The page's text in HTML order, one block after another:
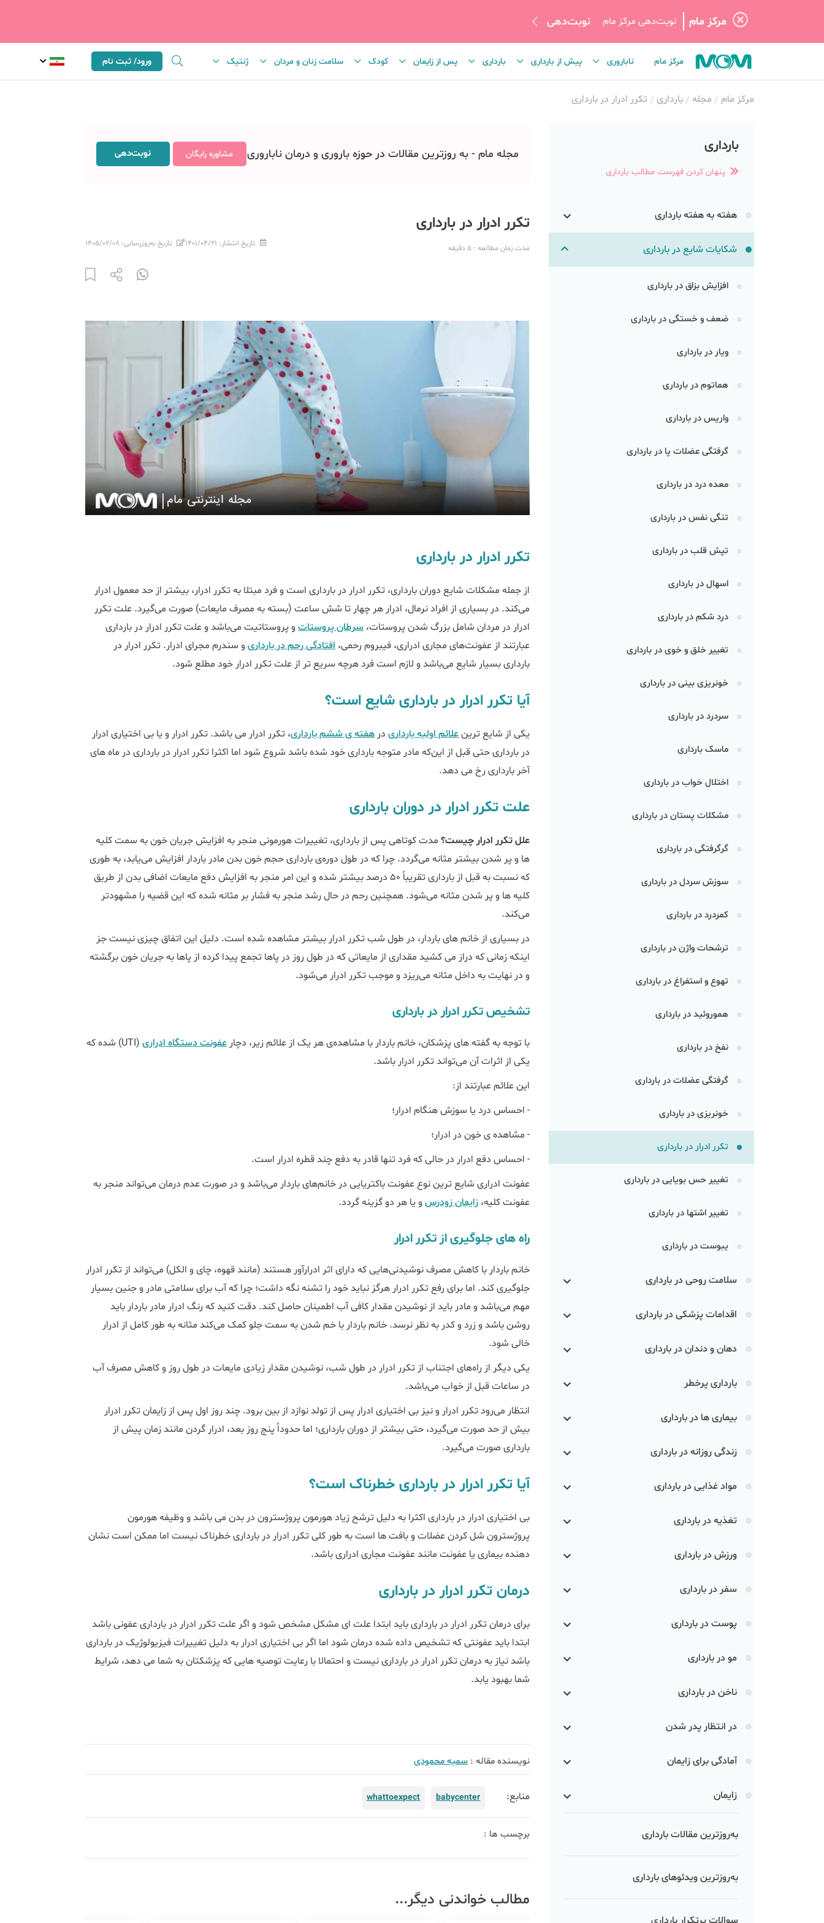
مرکز مام نوبت‌دهی مرکز مام نوبت‌دهی
مرکز مام ناباروری پیش از بارداری بارداری پس از زایمان کودک سلامت زنان و مردان ژنتیک ورود/ ثبت نام
مرکز مام مجله بارداری تکرر ادرار در بارداری
بارداری
پنهان کردن فهرست مطالب بارداری
هفته به هفته بارداری
شکایات شایع در بارداری
افزایش بزاق در بارداری
ضعف و خستگی در بارداری
ویار در بارداری
هماتوم در بارداری
واریس در بارداری
گرفتگی عضلات پا در بارداری
معده درد در بارداری
تنگی نفس در بارداری
تپش قلب در بارداری
اسهال در بارداری
درد شکم در بارداری
تغییر خلق و خوی در بارداری
خونریزی بینی در بارداری
سردرد در بارداری
ماسک بارداری
اختلال خواب در بارداری
مشکلات پستان در بارداری
گرگرفتگی در بارداری
سوزش سردل در بارداری
کمردرد در بارداری
ترشحات واژن در بارداری
تهوع و استفراغ در بارداری
هموروئید در بارداری
نفخ در بارداری
گرفتگی عضلات در بارداری
خونریزی در بارداری
تکرر ادرار در بارداری
تغییر حس بویایی در بارداری
تغییر اشتها در بارداری
یبوست در بارداری
سلامت روحی در بارداری
اقدامات پزشکی در بارداری
دهان و دندان در بارداری
بارداری پرخطر
بیماری ها در بارداری
زندگی روزانه در بارداری
مواد غذایی در بارداری
تغذیه در بارداری
ورزش در بارداری
سفر در بارداری
پوست در بارداری
مو در بارداری
ناخن در بارداری
در انتظار پدر شدن
آمادگی برای زایمان
زایمان
به‌روزترین مقالات بارداری
به‌روزترین ویدئوهای بارداری
سوالات پرتکرار بارداری
مجله مام - به روزترین مقالات در حوزه باروری و درمان ناباروری مشاوره رایگان نوبت‌دهی
تکرر ادرار در بارداری
مدت زمان مطالعه: 5 دقیقه تاریخ انتشار: ۱۴۰۱/۰۴/۲۱ تاریخ به‌روزرسانی: ۱۴۰۵/۰۲/۰۸
تکرر ادرار در بارداری
از جمله مشکلات شایع دوران بارداری، تکرر ادرار در بارداری است و فرد مبتلا به تکرر ادرار، بیشتر از حد معمول ادرار
می‌کند. در بسیاری از افراد نرمال، ادرار هر چهار تا شش ساعت (بسته به مصرف مایعات) صورت می‌گیرد. علت تکرر
ادرار در مردان شامل بزرگ شدن پروستات،سرطان پروستاتو پروستاتیت می‌باشد و علت تکرر ادرار در بارداری
عبارتند از عفونت‌های مجاری ادراری، فیبروم رحمی،افتادگی رحم در بارداریو سندرم مجرای ادرار. تکرر ادرار در
بارداری بسیار شایع می‌باشد و لازم است فرد هرچه سریع تر از علت تکرر ادرار خود مطلع شود.
آیا تکرر ادرار در بارداری شایع است؟
یکی از شایع ‌ترینعلائم اولیه بارداریدرهفته ی ششم بارداری، تکرر ادرار می باشد. تکرر ادرار و یا بی اختیاری ادرار
در بارداری حتی قبل از این‌که مادر متوجه بارداری خود شده باشد شروع شود اما اکثرا تکرر ادرار در بارداری در ماه های
آخر بارداری رخ می دهد.
علت تکرر ادرار در دوران بارداری
علل تکرر ادرار چیست؟مدت کوتاهی پس از بارداری، تغییرات هورمونی منجر به افزایش جریان خون به سمت کلیه
ها و پر شدن بیشتر مثانه می‌گردد. چرا که در طول دوره‌ی بارداری حجم خون بدن مادر باردار افزایش می‌یابد، به طوری
که نسبت به قبل از بارداری تقریباً 50 درصد بیشتر شده و این امر منجر به افزایش دفع مایعات اضافی بدن از طریق
کلیه ها و پر شدن مثانه می‌شود. همچنین رحم در حال رشد منجر به فشار بر مثانه شده که این قضیه را مشهودتر
می‌کند.
در بسیاری از خانم های باردار، در طول شب تکرر ادرار بیشتر مشاهده شده است. دلیل این اتفاق چیزی نیست جز
اینکه زمانی که دراز می کشید مقداری از مایعاتی که در طول روز در پاها تجمع پیدا کرده از پاها به جریان خون برگشته
و در نهایت به داخل مثانه می‌ریزد و موجب تکرر ادرار می‌شود.
تشخیص تکرر ادرار در بارداری
با توجه به گفته های پزشکان، خانم باردار با مشاهده‌ی هر یک از علائم زیر، دچارعفونت دستگاه ادراری
(UTI) شده که
یکی از اثرات آن می‌تواند تکرر ادرار باشد.
این علائم عبارتند از:
- احساس درد یا سوزش هنگام ادرار؛
- مشاهده ی خون در ادرار؛
- احساس دفع ادرار در حالی که فرد تنها قادر به دفع چند قطره ادرار است.
عفونت ادراری شایع ترین نوع عفونت باکتریایی در خانم‌های باردار می‌باشد و در صورت عدم درمان می‌تواند منجر به
عفونت کلیه، زایمان زودرسو یا هر دو گزینه گردد.
راه های جلوگیری از تکرر ادرار
خانم باردار با کاهش مصرف نوشیدنی‌هایی که دارای اثر ادرارآور هستند (مانند قهوه، چای و الکل) می‌تواند از تکرر ادرار
جلوگیری کند. اما برای رفع تکرر ادرار هرگز نباید خود را تشنه نگه داشت؛ چرا که آب برای سلامتی مادر و جنین بسیار
مهم می‌باشد و مادر باید از نوشیدن مقدار کافی آب اطمینان حاصل کند. دقت کنید که رنگ ادرار مادر باردار باید
روشن باشد و زرد و کدر به نظر نرسد. خانم باردار با خم شدن به سمت جلو کمک می‌کند مثانه به طور کامل از ادرار
خالی شود.
یکی دیگر از راه‌های اجتناب از تکرر ادرار در طول شب، نوشیدن مقدار زیادی مایعات در طول روز و کاهش مصرف آب
در ساعات قبل از خواب می‌باشد.
انتظار می‌رود تکرر ادرار و نیز بی اختیاری ادرار پس از تولد نوازد از بین برود. چند روز اول پس از زایمان تکرر ادرار
بیش از حد صورت می‌گیرد، حتی بیشتر از دوران بارداری؛ اما حدوداً پنج روز بعد، ادرار گردن مانند زمان پیش از
بارداری صورت می‌گیرد.
آیا تکرر ادرار در بارداری خطرناک است؟
بی اختیاری ادرار در بارداری اکثرا به دلیل ترشح زیاد هورمون پروژسترون در بدن می باشد و وظیفه هورمون
پروژسترون شل کردن عضلات و بافت ها است به طور کلی تکرر ادرار در بارداری خطرناک نیست اما ممکن است نشان
دهنده بیماری یا عفونت مانند عفونت مجاری ادراری باشد.
درمان تکرر ادرار در بارداری
برای درمان تکرر ادرار در بارداری باید ابتدا علت ای مشکل مشخص شود و اگر علت تکرر ادرار در بارداری عفونی باشد
ابتدا باید عفونتی که تشخیص داده شده درمان شود اما اگر بی اختیاری ادرار به دلیل تغییرات فیزیولوژیک در بارداری
باشد نیاز به درمان تکرر ادرار در بارداری نیست و احتمالا با رعایت توصیه هایی که پزشکتان به شما می دهد، شرایط
شما بهبود یابد.
نویسنده مقاله :سمیه محمودی
منابع: babycenter
whattoexpect
برچسب ها :
مطالب خواندنی دیگر...